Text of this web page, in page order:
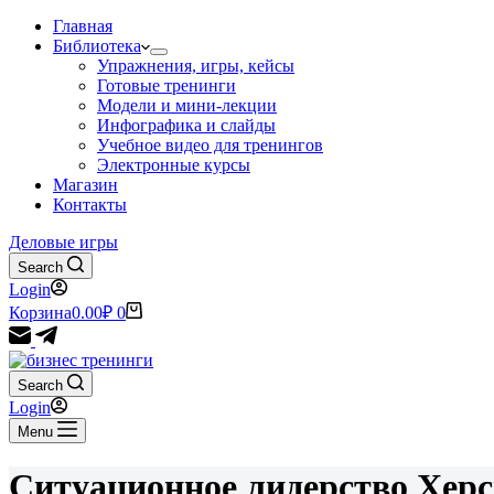
Главная
Библиотека
Упражнения, игры, кейсы
Готовые тренинги
Модели и мини-лекции
Инфографика и слайды
Учебное видео для тренингов
Электронные курсы
Магазин
Контакты
Деловые игры
Search
Login
Корзина0.00₽ 0
Search
Login
Menu